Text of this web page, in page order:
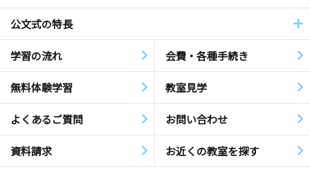
公文式の特長
学習の流れ 会費・各種手続き
無料体験学習 教室見学
よくあるご質問 お問い合わせ
資料請求 お近くの教室を探す